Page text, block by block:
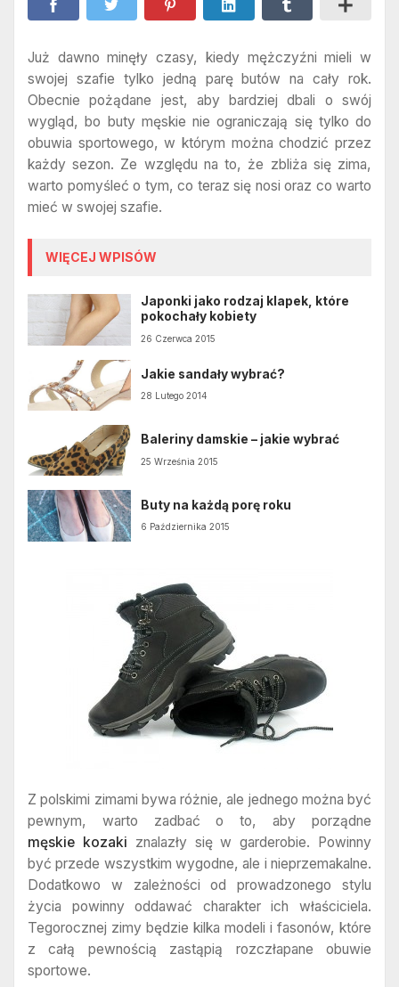
Już dawno minęły czasy, kiedy mężczyźni mieli w
swojej szafie tylko jedną parę butów na cały rok.
Obecnie pożądane jest, aby bardziej dbali o swój
wygląd, bo buty męskie nie ograniczają się tylko do
obuwia sportowego, w którym można chodzić przez
każdy sezon. Ze względu na to, że zbliża się zima,
warto pomyśleć o tym, co teraz się nosi oraz co warto
mieć w swojej szafie.
WIĘCEJ WPISÓW
Japonki jako rodzaj klapek, które
pokochały kobiety
26 Czerwca 2015
Jakie sandały wybrać?
28 Lutego 2014
Baleriny damskie – jakie wybrać
25 Września 2015
Buty na każdą porę roku
6 Października 2015
Z polskimi zimami bywa różnie, ale jednego można być
pewnym, warto zadbać o to, aby porządne
męskie kozaki znalazły się w garderobie. Powinny
być przede wszystkim wygodne, ale i nieprzemakalne.
Dodatkowo w zależności od prowadzonego stylu
życia powinny oddawać charakter ich właściciela.
Tegorocznej zimy będzie kilka modeli i fasonów, które
z całą pewnością zastąpią rozczłapane obuwie
sportowe.